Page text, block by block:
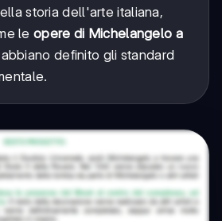
storia dell'arte italiana,
leopere di Michelangelo a
definito gli standard